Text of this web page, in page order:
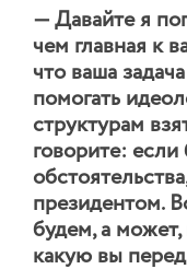
— Давайте я
чем главная к
что ваша
помогать
структурам
говорите:
президентом.
будем, а
какую вы